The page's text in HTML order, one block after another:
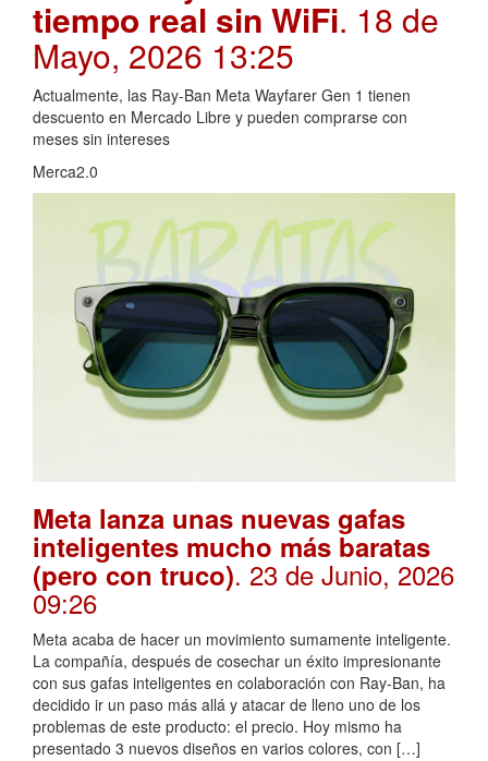
tiempo real sin WiFi. 18 de
Mayo, 2026 13:25
Actualmente, las Ray-Ban Meta Wayfarer Gen 1 tienen
descuento en Mercado Libre y pueden comprarse con
meses sin intereses
Merca2.0
Meta lanza unas nuevas gafas
inteligentes mucho más baratas
(pero con truco). 23 de Junio, 2026
09:26
Meta acaba de hacer un movimiento sumamente inteligente.
La compañía, después de cosechar un éxito impresionante
con sus gafas inteligentes en colaboración con Ray-Ban, ha
decidido ir un paso más allá y atacar de lleno uno de los
problemas de este producto: el precio. Hoy mismo ha
presentado 3 nuevos diseños en varios colores, con […]